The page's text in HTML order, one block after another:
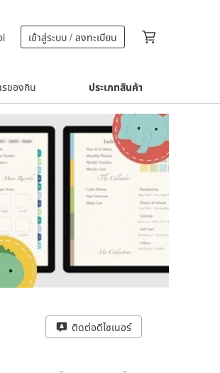
เข้าสู่ระบบ / ลงทะเบียน
รของกิน ประเภทสินค้า
ติดต่อดีไซเนอร์